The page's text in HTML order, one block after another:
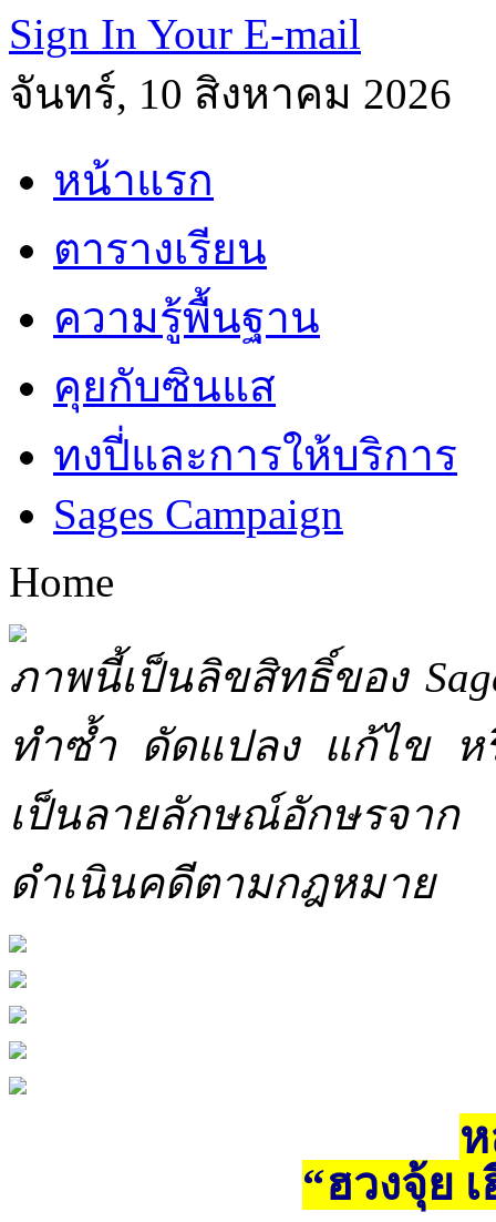
Sign In Your E-mail
จันทร์, 10 สิงหาคม 2026
หน้าแรก
ตารางเรียน
ความรู้พื้นฐาน
คุยกับซินแส
ทงปี่และการให้บริการ
Sages Campaign
Home
ภาพนี้เป็นลิขสิทธิ์ของ
ทำซ้ำ ดัดแปลง แก้ไข ห
เป็นลายลักษณ์อักษรจาก
ดำเนินคดีตามกฎหมาย
“ฮวงจุ้ย